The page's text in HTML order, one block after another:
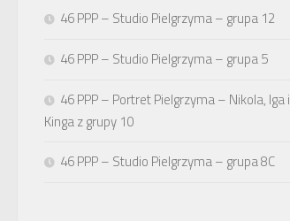
46 PPP – Studio Pielgrzyma – grupa 12
46 PPP – Studio Pielgrzyma – grupa 5
46 PPP – Portret Pielgrzyma – Nikola, Iga i
Kinga z grupy 10
46 PPP – Studio Pielgrzyma – grupa 8C